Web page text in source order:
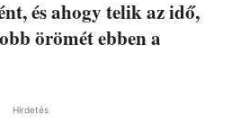
és ahogy telik az idő,
örömét ebben a
Hirdetés